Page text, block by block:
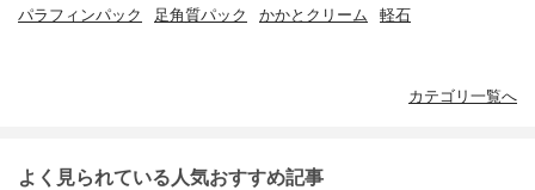
パラフィンパック 足角質パック かかとクリーム 軽石
カテゴリ一覧へ
よく見られている人気おすすめ記事